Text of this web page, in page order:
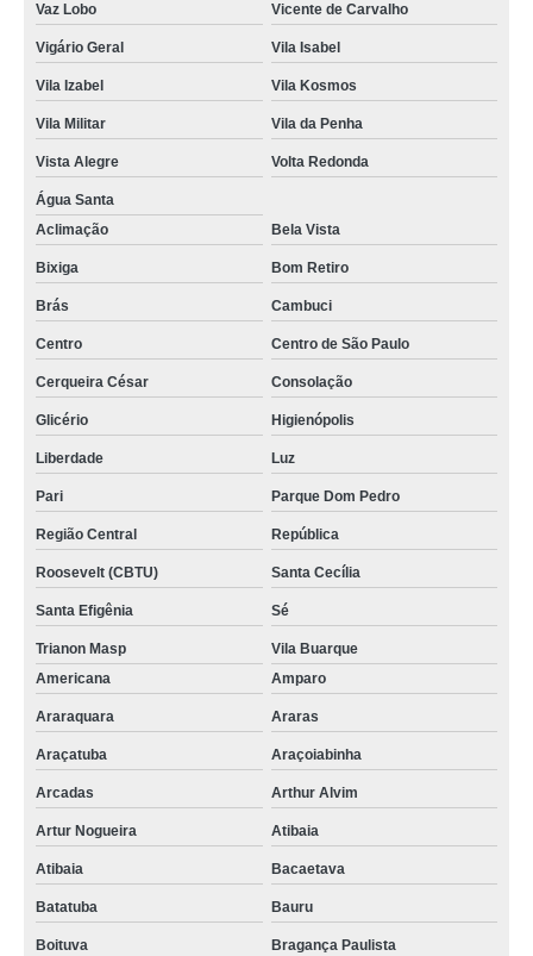
Vaz Lobo Vicente de Carvalho
Vigário Geral Vila Isabel
Vila Izabel Vila Kosmos
Vila Militar Vila da Penha
Vista Alegre Volta Redonda
Água Santa
Aclimação
Bela Vista
Bixiga Bom Retiro
Brás Cambuci
Centro Centro de São Paulo
Cerqueira César Consolação
Glicério Higienópolis
Liberdade Luz
Pari Parque Dom Pedro
Região Central República
Roosevelt (CBTU) Santa Cecília
Santa Efigênia Sé
Trianon Masp
Vila Buarque
Americana
Amparo
Araraquara Araras
Araçatuba Araçoiabinha
Arcadas Arthur Alvim
Artur Nogueira Atibaia
Atibaia Bacaetava
Batatuba Bauru
Boituva Bragança Paulista